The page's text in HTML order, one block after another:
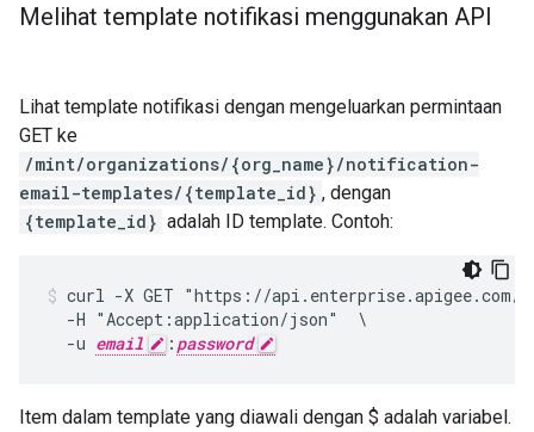
Melihat template notifikasi menggunakan API
Lihat template notifikasi dengan mengeluarkan permintaan
GET ke
/mint/organizations/{org_name}/notification-
email-templates/{template_id} , dengan
{template_id} adalah ID template. Contoh:
curl -X GET "https://api.enterprise.apigee.com/
  -H "Accept:application/json"  \
  -u
email : password
Item dalam template yang diawali dengan $ adalah variabel.